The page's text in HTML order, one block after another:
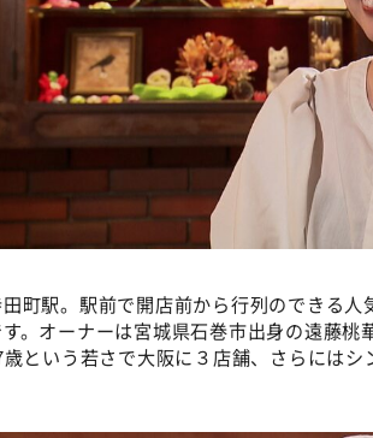
町駅。駅前で開店前から行列のできる
。オーナーは宮城県石巻市出身の遠藤
歳という若さで大阪に３店舗、さらには